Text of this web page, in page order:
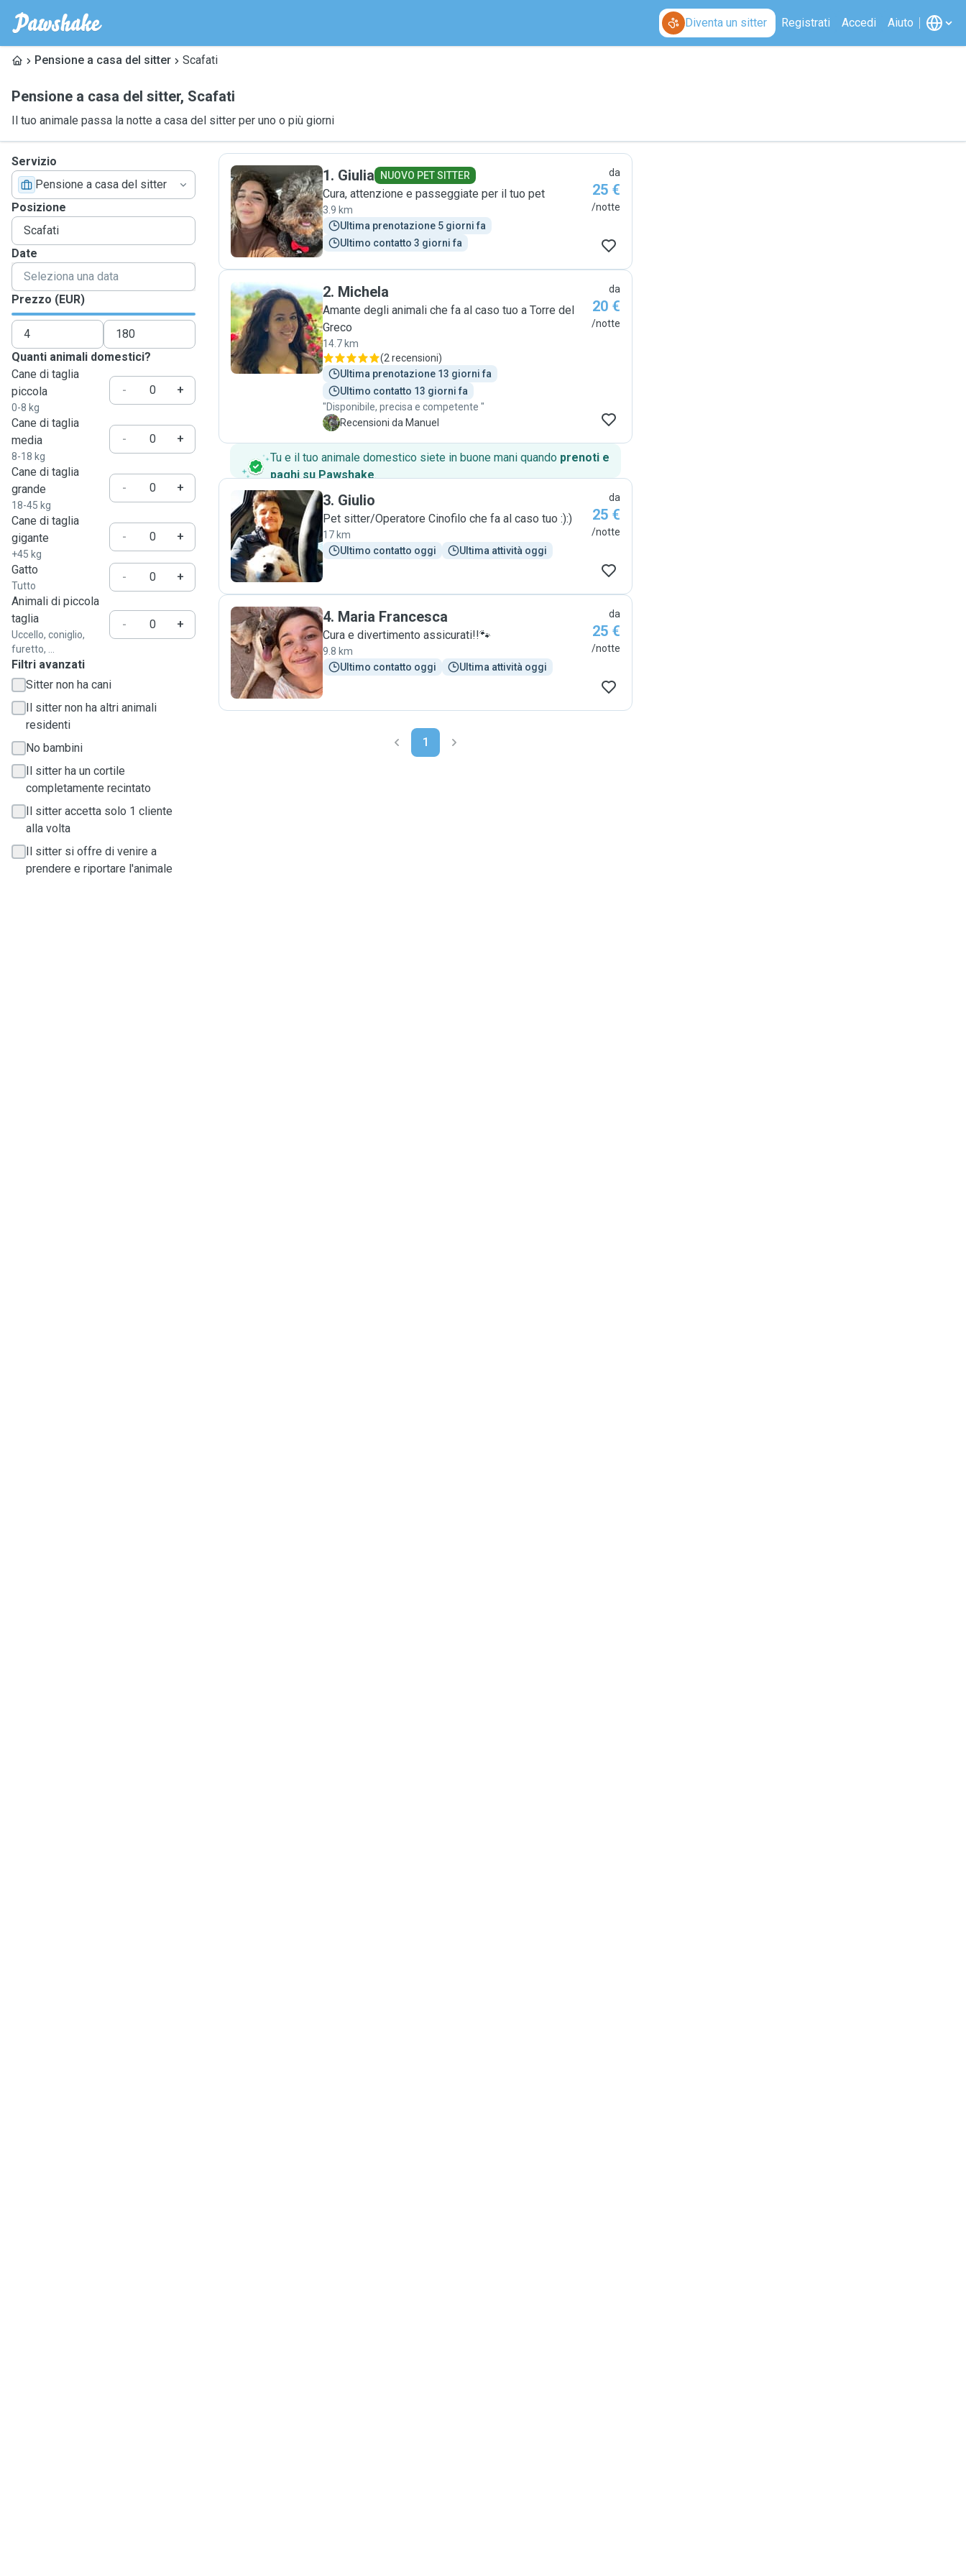
Diventa un sitter Registrati Accedi Aiuto
Pensione a casa del sitter Scafati
Pensione a casa del sitter, Scafati
Il tuo animale passa la notte a casa del sitter per uno o più giorni
Servizio
Pensione a casa del sitter
Posizione
Date
Prezzo (EUR)
Quanti animali domestici?
Cane di taglia
piccola
0-8 kg
- +
Cane di taglia
media
8-18 kg
- +
Cane di taglia
grande
18-45 kg
- +
Cane di taglia
gigante
+45 kg
- +
Gatto
Tutto
-
+
Animali di piccola
taglia
Uccello, coniglio,
furetto, ...
- +
Filtri avanzati
Sitter non ha cani
Il sitter non ha altri animali
residenti
No bambini
Il sitter ha un cortile
completamente recintato
Il sitter accetta solo 1 cliente
alla volta
Il sitter si offre di venire a
prendere e riportare l'animale
G
1. Giulia NUOVO PET SITTER
Cura, attenzione e passeggiate per il tuo pet
3.9 km
Ultima prenotazione 5 giorni fa
Ultimo contatto 3 giorni fa
da
25 €
/notte
M
2. Michela
Amante degli animali che fa al caso tuo a Torre del
Greco
14.7 km
(2 recensioni)
Ultima prenotazione 13 giorni fa
Ultimo contatto 13 giorni fa
"Disponibile, precisa e competente "
M Recensioni da Manuel
da
20 €
/notte
Tu e il tuo animale domestico siete in buone mani quando prenoti e
paghi su Pawshake.
G
3. Giulio
Pet sitter/Operatore Cinofilo che fa al caso tuo :):)
17 km
Ultimo contatto oggi
Ultima attività oggi
da
25 €
/notte
M
4. Maria Francesca
Cura e divertimento assicurati!!🐾
9.8 km
Ultimo contatto oggi
Ultima attività oggi
da
25 €
/notte
1